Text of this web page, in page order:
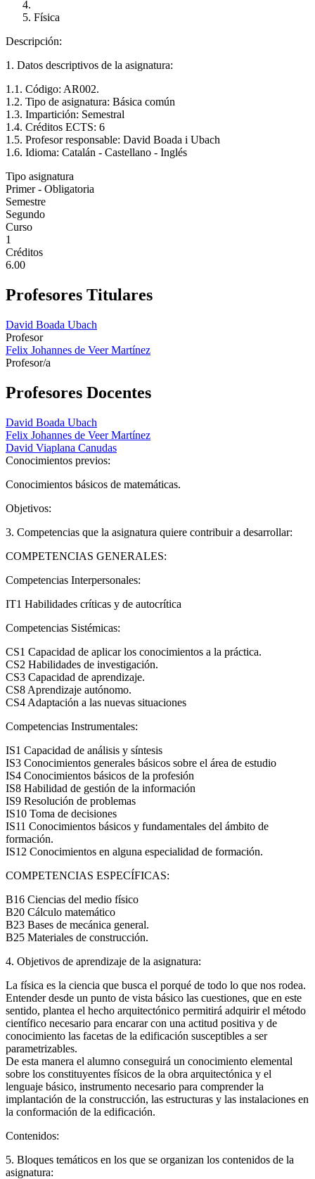
Física
Descripción:
1. Datos descriptivos de la asignatura:
1.1. Código: AR002.
1.2. Tipo de asignatura: Básica común
1.3. Impartición: Semestral
1.4. Créditos ECTS: 6
1.5. Profesor responsable: David Boada i Ubach
1.6. Idioma: Catalán - Castellano - Inglés
Tipo asignatura
Primer - Obligatoria
Semestre
Segundo
Curso
1
Créditos
6.00
Profesores Titulares
David Boada Ubach
Profesor
Felix Johannes de Veer Martínez
Profesor/a
Profesores Docentes
David Boada Ubach
Felix Johannes de Veer Martínez
David Viaplana Canudas
Conocimientos previos:
Conocimientos básicos de matemáticas.
Objetivos:
3. Competencias que la asignatura quiere contribuir a desarrollar:
COMPETENCIAS GENERALES:
Competencias Interpersonales:
IT1 Habilidades críticas y de autocrítica
Competencias Sistémicas:
CS1 Capacidad de aplicar los conocimientos a la práctica.
CS2 Habilidades de investigación.
CS3 Capacidad de aprendizaje.
CS8 Aprendizaje autónomo.
CS4 Adaptación a las nuevas situaciones
Competencias Instrumentales:
IS1 Capacidad de análisis y síntesis
IS3 Conocimientos generales básicos sobre el área de estudio
IS4 Conocimientos básicos de la profesión
IS8 Habilidad de gestión de la información
IS9 Resolución de problemas
IS10 Toma de decisiones
IS11 Conocimientos básicos y fundamentales del ámbito de
formación.
IS12 Conocimientos en alguna especialidad de formación.
COMPETENCIAS ESPECÍFICAS:
B16 Ciencias del medio físico
B20 Cálculo matemático
B23 Bases de mecánica general.
B25 Materiales de construcción.
4. Objetivos de aprendizaje de la asignatura:
La física es la ciencia que busca el porqué de todo lo que nos rodea.
Entender desde un punto de vista básico las cuestiones, que en este
sentido, plantea el hecho arquitectónico permitirá adquirir el método
científico necesario para encarar con una actitud positiva y de
conocimiento las facetas de la edificación susceptibles a ser
parametrizables.
De esta manera el alumno conseguirá un conocimiento elemental
sobre los constituyentes físicos de la obra arquitectónica y el
lenguaje básico, instrumento necesario para comprender la
implantación de la construcción, las estructuras y las instalaciones en
la conformación de la edificación.
Contenidos:
5. Bloques temáticos en los que se organizan los contenidos de la
asignatura: